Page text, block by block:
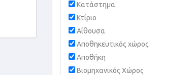
Κατάστημα
Κτίριο
Αίθουσα
Αποθηκευτικός χώρος
Αποθήκη
Βιομηχανικός Χώρος